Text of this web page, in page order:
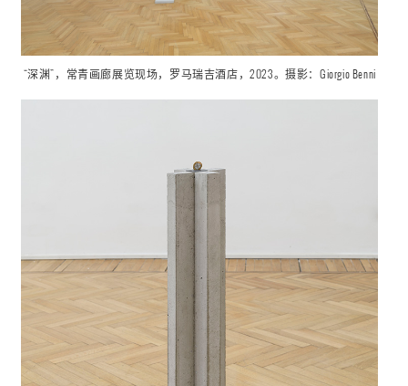
“深渊”， 常青画廊展览现场，罗马瑞吉酒店，2023。摄影：Giorgio Benni